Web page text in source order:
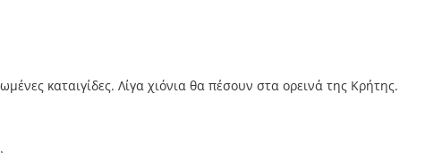
καταιγίδες. Λίγα χιόνια θα πέσουν στα ορεινά της Κρήτης.